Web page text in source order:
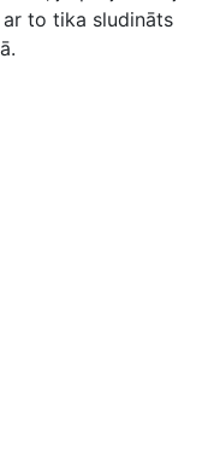
to tika sludināts